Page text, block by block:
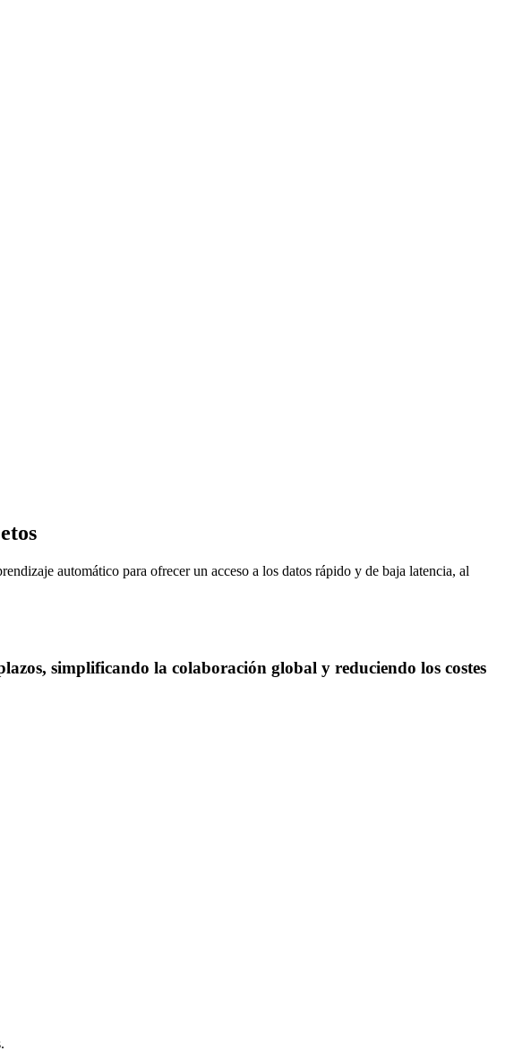
automático para ofrecer un acceso a los datos rápido y de baja latencia, al
simplificando la colaboración global y reduciendo los costes